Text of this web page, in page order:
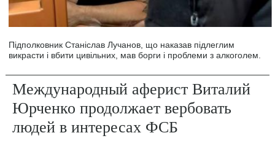
Підполковник Станіслав Лучанов, що наказав підлеглим
викрасти і вбити цивільних, мав борги і проблеми з алкоголем.
Международный аферист Виталий
Юрченко продолжает вербовать
людей в интересах ФСБ